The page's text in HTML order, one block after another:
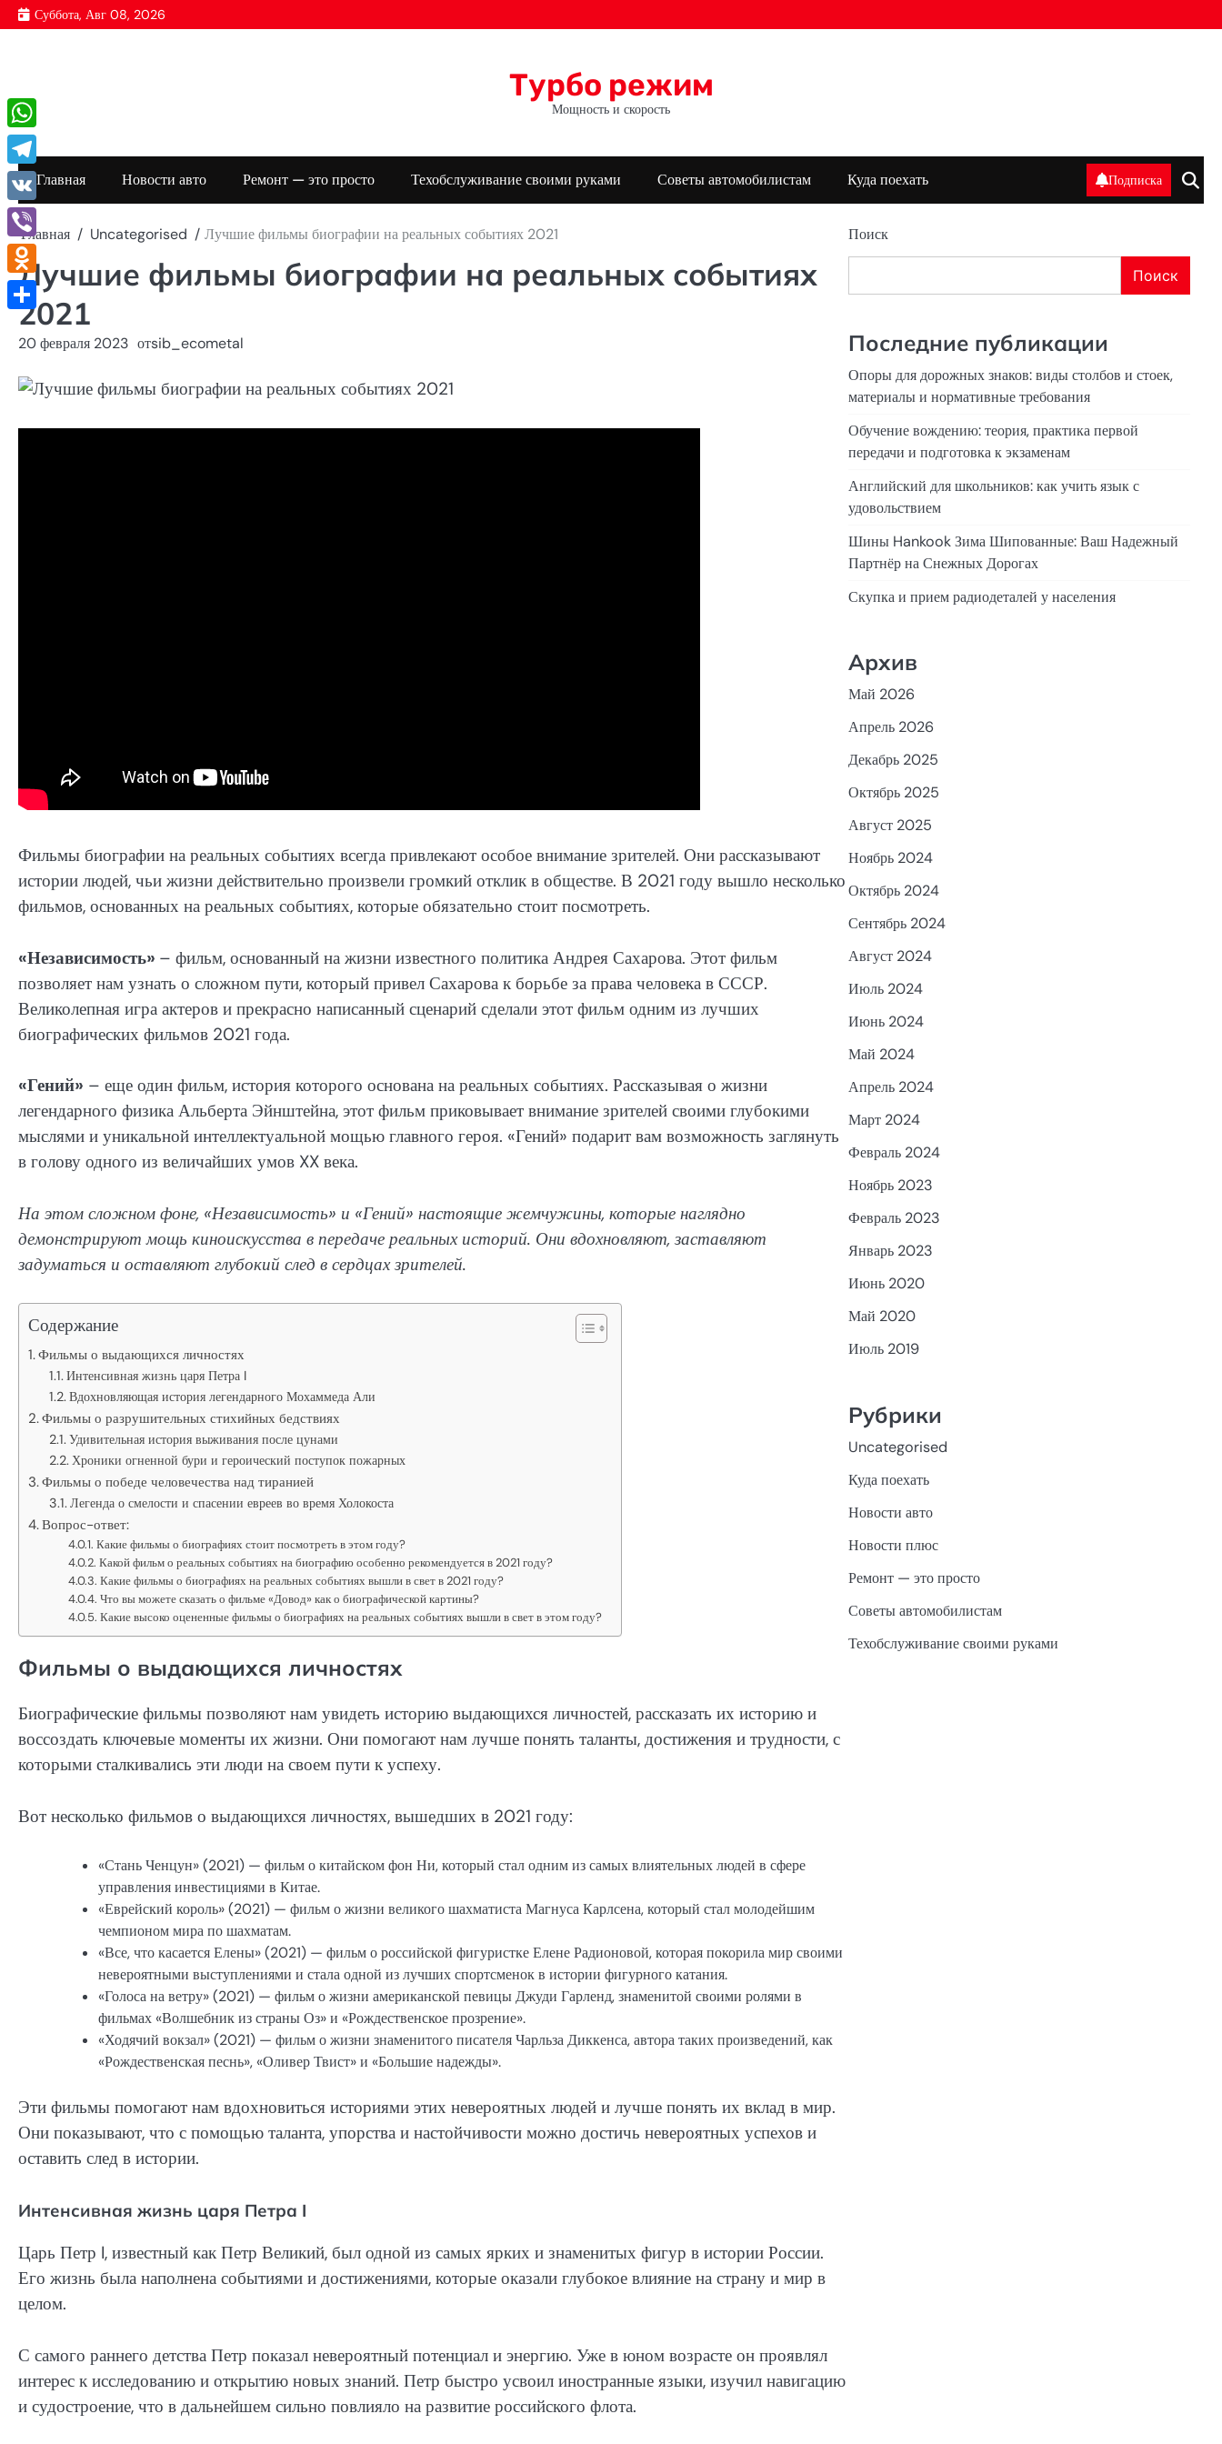
Перейти
к
Суббота, Авг 08, 2026
Турбо режим
Мощность и скорость
Главная Новости авто Ремонт — это просто Техобслуживание своими руками Советы автомобилистам Куда поехать Подписка
Главная Uncategorised Лучшие фильмы биографии на реальных событиях 2021
Лучшие фильмы биографии на реальных событиях
2021
20 февраля 2023 отsib_ecometal
Фильмы биографии на реальных событиях всегда привлекают особое внимание зрителей. Они рассказывают
истории людей, чьи жизни действительно произвели громкий отклик в обществе. В 2021 году вышло несколько
фильмов, основанных на реальных событиях, которые обязательно стоит посмотреть.
«Независимость» – фильм, основанный на жизни известного политика Андрея Сахарова. Этот фильм
позволяет нам узнать о сложном пути, который привел Сахарова к борьбе за права человека в СССР.
Великолепная игра актеров и прекрасно написанный сценарий сделали этот фильм одним из лучших
биографических фильмов 2021 года.
«Гений» – еще один фильм, история которого основана на реальных событиях. Рассказывая о жизни
легендарного физика Альберта Эйнштейна, этот фильм приковывает внимание зрителей своими глубокими
мыслями и уникальной интеллектуальной мощью главного героя. «Гений» подарит вам возможность заглянуть
в голову одного из величайших умов XX века.
На этом сложном фоне, «Независимость» и «Гений» настоящие жемчужины, которые наглядно
демонстрируют мощь киноискусства в передаче реальных историй. Они вдохновляют, заставляют
задуматься и оставляют глубокий след в сердцах зрителей.
Содержание
Фильмы о выдающихся личностях
Интенсивная жизнь царя Петра I
Вдохновляющая история легендарного Мохаммеда Али
Фильмы о разрушительных стихийных бедствиях
Удивительная история выживания после цунами
Хроники огненной бури и героический поступок пожарных
Фильмы о победе человечества над тиранией
Легенда о смелости и спасении евреев во время Холокоста
Вопрос-ответ:
Какие фильмы о биографиях стоит посмотреть в этом году?
Какой фильм о реальных событиях на биографию особенно рекомендуется в 2021 году?
Какие фильмы о биографиях на реальных событиях вышли в свет в 2021 году?
Что вы можете сказать о фильме «Довод» как о биографической картины?
Какие высоко оцененные фильмы о биографиях на реальных событиях вышли в свет в этом году?
Фильмы о выдающихся личностях
Биографические фильмы позволяют нам увидеть историю выдающихся личностей, рассказать их историю и
воссоздать ключевые моменты их жизни. Они помогают нам лучше понять таланты, достижения и трудности, с
которыми сталкивались эти люди на своем пути к успеху.
Вот несколько фильмов о выдающихся личностях, вышедших в 2021 году:
«Стань Ченцун» (2021) — фильм о китайском фон Ни, который стал одним из самых влиятельных людей в сфере
управления инвестициями в Китае.
«Еврейский король» (2021) — фильм о жизни великого шахматиста Магнуса Карлсена, который стал молодейшим
чемпионом мира по шахматам.
«Все, что касается Елены» (2021) — фильм о российской фигуристке Елене Радионовой, которая покорила мир своими
невероятными выступлениями и стала одной из лучших спортсменок в истории фигурного катания.
«Голоса на ветру» (2021) — фильм о жизни американской певицы Джуди Гарленд, знаменитой своими ролями в
фильмах «Волшебник из страны Оз» и «Рождественское прозрение».
«Ходячий вокзал» (2021) — фильм о жизни знаменитого писателя Чарльза Диккенса, автора таких произведений, как
«Рождественская песнь», «Оливер Твист» и «Большие надежды».
Эти фильмы помогают нам вдохновиться историями этих невероятных людей и лучше понять их вклад в мир.
Они показывают, что с помощью таланта, упорства и настойчивости можно достичь невероятных успехов и
оставить след в истории.
Интенсивная жизнь царя Петра I
Царь Петр I, известный как Петр Великий, был одной из самых ярких и знаменитых фигур в истории России.
Его жизнь была наполнена событиями и достижениями, которые оказали глубокое влияние на страну и мир в
целом.
С самого раннего детства Петр показал невероятный потенциал и энергию. Уже в юном возрасте он проявлял
интерес к исследованию и открытию новых знаний. Петр быстро усвоил иностранные языки, изучил навигацию
и судостроение, что в дальнейшем сильно повлияло на развитие российского флота.
Поиск
Поиск
Последние публикации
Опоры для дорожных знаков: виды столбов и стоек,
материалы и нормативные требования
Обучение вождению: теория, практика первой
передачи и подготовка к экзаменам
Английский для школьников: как учить язык с
удовольствием
Шины Hankook Зима Шипованные: Ваш Надежный
Партнёр на Снежных Дорогах
Скупка и прием радиодеталей у населения
Архив
Май 2026
Апрель 2026
Декабрь 2025
Октябрь 2025
Август 2025
Ноябрь 2024
Октябрь 2024
Сентябрь 2024
Август 2024
Июль 2024
Июнь 2024
Май 2024
Апрель 2024
Март 2024
Февраль 2024
Ноябрь 2023
Февраль 2023
Январь 2023
Июнь 2020
Май 2020
Июль 2019
Рубрики
Uncategorised
Куда поехать
Новости авто
Новости плюс
Ремонт — это просто
Советы автомобилистам
Техобслуживание своими руками
WhatsApp
Telegram
VK
Viber
Odnoklassniki
Отправить